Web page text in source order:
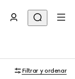
Filtrar y ordenar